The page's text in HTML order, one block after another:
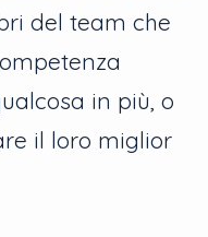
del team che
in più, o
il loro miglior